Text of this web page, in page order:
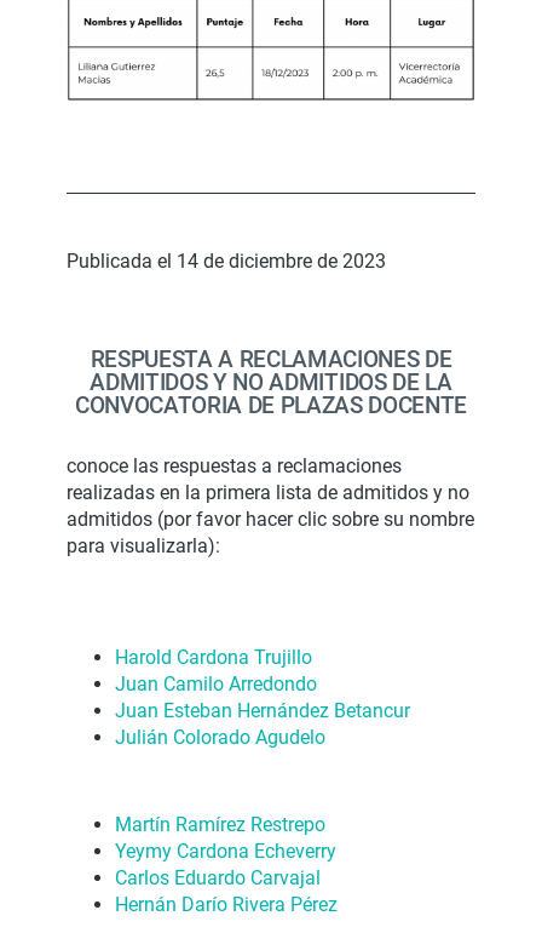
Publicada el 14 de diciembre de 2023
RESPUESTA A RECLAMACIONES DE
ADMITIDOS Y NO ADMITIDOS DE LA
CONVOCATORIA DE PLAZAS DOCENTE
conoce las respuestas a reclamaciones
realizadas en la primera lista de admitidos y no
admitidos (por favor hacer clic sobre su nombre
para visualizarla):
Harold Cardona Trujillo
Juan Camilo Arredondo
Juan Esteban Hernández Betancur
Julián Colorado Agudelo
Martín Ramírez Restrepo
Yeymy Cardona Echeverry
Carlos Eduardo Carvajal
Hernán Darío Rivera Pérez